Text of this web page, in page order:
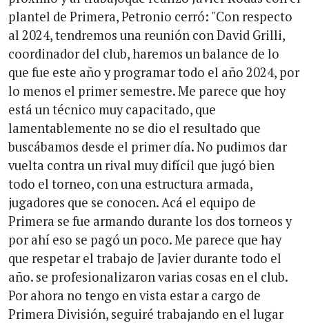
plantel de Primera, Petronio cerró: "Con respecto
al 2024, tendremos una reunión con David Grilli,
coordinador del club, haremos un balance de lo
que fue este año y programar todo el año 2024, por
lo menos el primer semestre. Me parece que hoy
está un técnico muy capacitado, que
lamentablemente no se dio el resultado que
buscábamos desde el primer día. No pudimos dar
vuelta contra un rival muy difícil que jugó bien
todo el torneo, con una estructura armada,
jugadores que se conocen. Acá el equipo de
Primera se fue armando durante los dos torneos y
por ahí eso se pagó un poco. Me parece que hay
que respetar el trabajo de Javier durante todo el
año. se profesionalizaron varias cosas en el club.
Por ahora no tengo en vista estar a cargo de
Primera División, seguiré trabajando en el lugar